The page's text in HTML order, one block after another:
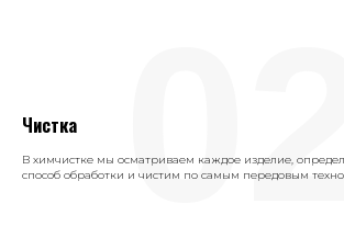
Чистка
В химчистке мы осматриваем каждое изделие,
способ обработки и чистим по самым передовым